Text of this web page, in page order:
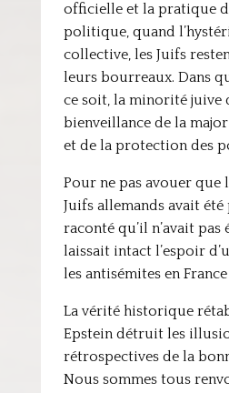
officielle et la pratique
politique, quand
collective, les Juifs
leurs bourreaux. Dans
ce soit, la minorité juive
bienveillance de la
et de la protection des
Pour ne pas avouer que
Juifs allemands avait été
raconté qu’il n’avait pas
laissait intact l’espoir
les antisémites en
La vérité historique
Epstein détruit les
rétrospectives de la
Nous sommes tous